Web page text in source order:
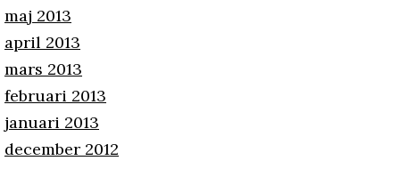
maj 2013
april 2013
mars 2013
februari 2013
januari 2013
december 2012